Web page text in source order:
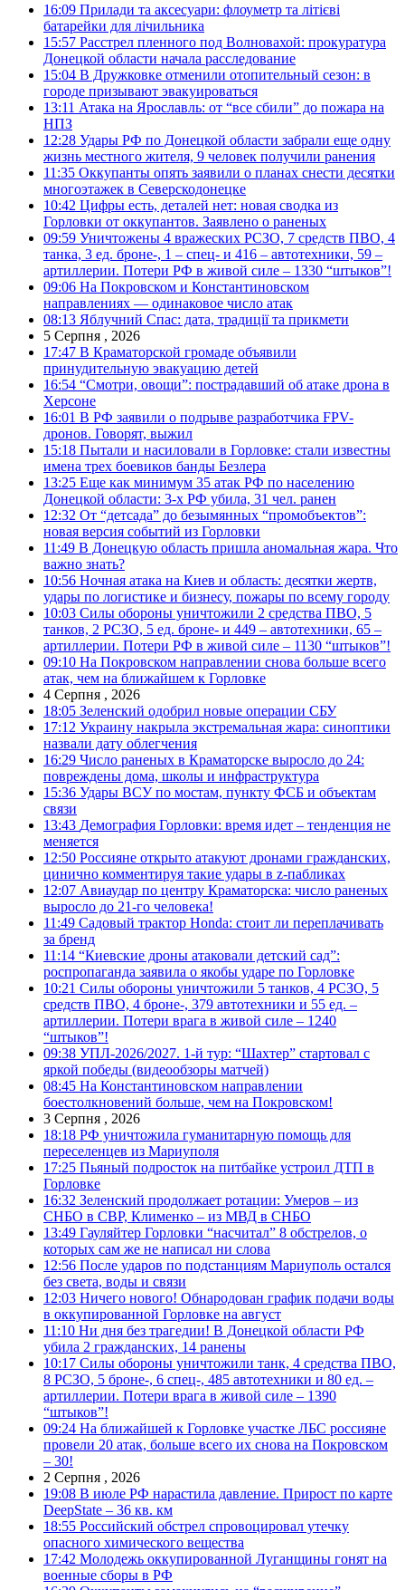
16:09 Прилади та аксесуари: флоуметр та літієві
батарейки для лічильника
15:57 Расстрел пленного под Волновахой: прокуратура
Донецкой области начала расследование
15:04 В Дружковке отменили отопительный сезон: в
городе призывают эвакуироваться
13:11 Атака на Ярославль: от “все сбили” до пожара на
НПЗ
12:28 Удары РФ по Донецкой области забрали еще одну
жизнь местного жителя, 9 человек получили ранения
11:35 Оккупанты опять заявили о планах снести десятки
многоэтажек в Северскодонецке
10:42 Цифры есть, деталей нет: новая сводка из
Горловки от оккупантов. Заявлено о раненых
09:59 Уничтожены 4 вражеских РСЗО, 7 средств ПВО, 4
танка, 3 ед. броне-, 1 – спец- и 416 – автотехники, 59 –
артиллерии. Потери РФ в живой силе – 1330 “штыков”!
09:06 На Покровском и Константиновском
направлениях — одинаковое число атак
08:13 Яблучний Спас: дата, традиції та прикмети
5 Серпня , 2026
17:47 В Краматорской громаде объявили
принудительную эвакуацию детей
16:54 “Смотри, овощи”: пострадавший об атаке дрона в
Херсоне
16:01 В РФ заявили о подрыве разработчика FPV-
дронов. Говорят, выжил
15:18 Пытали и насиловали в Горловке: стали известны
имена трех боевиков банды Безлера
13:25 Еще как минимум 35 атак РФ по населению
Донецкой области: 3-х РФ убила, 31 чел. ранен
12:32 От “детсада” до безымянных “промобъектов”:
новая версия событий из Горловки
11:49 В Донецкую область пришла аномальная жара. Что
важно знать?
10:56 Ночная атака на Киев и область: десятки жертв,
удары по логистике и бизнесу, пожары по всему городу
10:03 Силы обороны уничтожили 2 средства ПВО, 5
танков, 2 РСЗО, 5 ед. броне- и 449 – автотехники, 65 –
артиллерии. Потери РФ в живой силе – 1130 “штыков”!
09:10 На Покровском направлении снова больше всего
атак, чем на ближайшем к Горловке
4 Серпня , 2026
18:05 Зеленский одобрил новые операции СБУ
17:12 Украину накрыла экстремальная жара: синоптики
назвали дату облегчения
16:29 Число раненых в Краматорске выросло до 24:
повреждены дома, школы и инфраструктура
15:36 Удары ВСУ по мостам, пункту ФСБ и объектам
связи
13:43 Демография Горловки: время идет – тенденция не
меняется
12:50 Россияне открыто атакуют дронами гражданских,
цинично комментируя такие удары в z-пабликах
12:07 Авиаудар по центру Краматорска: число раненых
выросло до 21-го человека!
11:49 Садовый трактор Honda: стоит ли переплачивать
за бренд
11:14 “Киевские дроны атаковали детский сад”:
роспропаганда заявила о якобы ударе по Горловке
10:21 Силы обороны уничтожили 5 танков, 4 РСЗО, 5
средств ПВО, 4 броне-, 379 автотехники и 55 ед. –
артиллерии. Потери врага в живой силе – 1240
“штыков”!
09:38 УПЛ-2026/2027. 1-й тур: “Шахтер” стартовал с
яркой победы (видеообзоры матчей)
08:45 На Константиновском направлении
боестолкновений больше, чем на Покровском!
3 Серпня , 2026
18:18 РФ уничтожила гуманитарную помощь для
переселенцев из Мариуполя
17:25 Пьяный подросток на питбайке устроил ДТП в
Горловке
16:32 Зеленский продолжает ротации: Умеров – из
СНБО в СВР, Клименко – из МВД в СНБО
13:49 Гауляйтер Горловки “насчитал” 8 обстрелов, о
которых сам же не написал ни слова
12:56 После ударов по подстанциям Мариуполь остался
без света, воды и связи
12:03 Ничего нового! Обнародован график подачи воды
в оккупированной Горловке на август
11:10 Ни дня без трагедии! В Донецкой области РФ
убила 2 гражданских, 14 ранены
10:17 Силы обороны уничтожили танк, 4 средства ПВО,
8 РСЗО, 5 броне-, 6 спец-, 485 автотехники и 80 ед. –
артиллерии. Потери врага в живой силе – 1390
“штыков”!
09:24 На ближайшей к Горловке участке ЛБС россияне
провели 20 атак, больше всего их снова на Покровском
– 30!
2 Серпня , 2026
19:08 В июле РФ нарастила давление. Прирост по карте
DeepState – 36 кв. км
18:55 Российский обстрел спровоцировал утечку
опасного химического вещества
17:42 Молодежь оккупированной Луганщины гонят на
военные сборы в РФ